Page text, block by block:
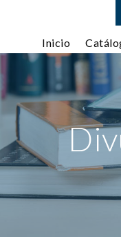
Inicio